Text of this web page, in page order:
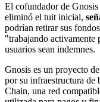
El cofundador de
eliminó el tuit inicial,
podrían retirar sus
"trabajando activamente
usuarios sean indemnes.
Gnosis es un proyecto
por su infraestructura de
Chain, una red